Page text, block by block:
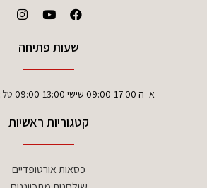
שעות פתיחה
א -ה 09:00-17:00 שישי 09:00-13:00 טל:
קטגוריות ראשיות
כסאות אורטופדיים